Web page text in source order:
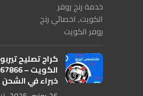
كراج تصليح
خبراء في الشحن